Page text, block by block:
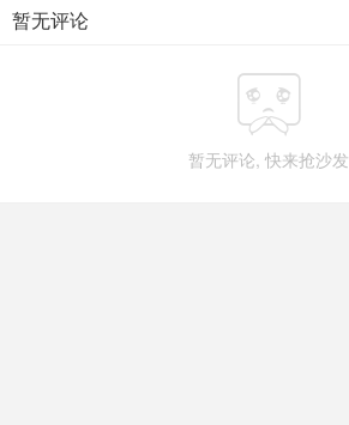
暂无评论

暂无评论, 快来抢沙发